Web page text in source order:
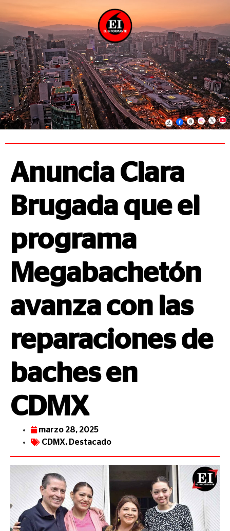
Anuncia Clara
Brugada que el
programa
Megabachetón
avanza con las
reparaciones de
baches en
CDMX
marzo 28, 2025
CDMX, Destacado